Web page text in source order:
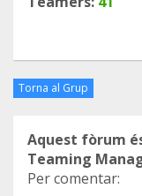
Torna al Grup
Aquest fòrum
Teaming
Per comentar: